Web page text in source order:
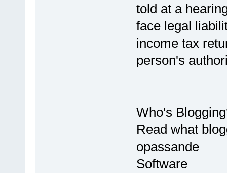
told at a
face legal
income tax
person's
Who's
Read what
opassande
Software